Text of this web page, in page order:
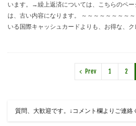
います。→繰上返済については、こちらのペ
は、古い内容になります。 ～～～～～～～～
いる国際キャッシュカードよりも、お得な、
Prev 1 2
質問、大歓迎です。↓コメント欄よりご連絡